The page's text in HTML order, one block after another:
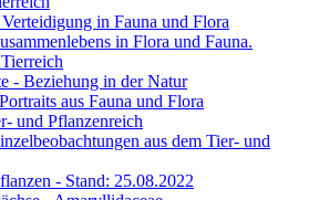
in Fauna und Flora
in Flora und Fauna.
- Beziehung in der Natur
aus Fauna und Flora
und Pflanzenreich
aus dem Tier- und
- Stand: 25.08.2022